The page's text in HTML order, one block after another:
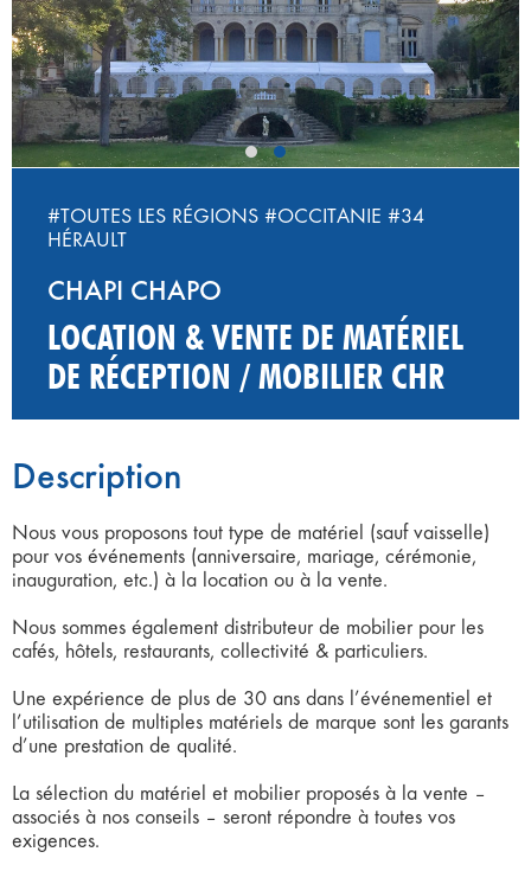
‹ ›
#TOUTES LES RÉGIONS #OCCITANIE #34
HÉRAULT
CHAPI CHAPO
LOCATION & VENTE DE MATÉRIEL
DE RÉCEPTION / MOBILIER CHR
Description
Nous vous proposons tout type de matériel (sauf vaisselle)
pour vos événements (anniversaire, mariage, cérémonie,
inauguration, etc.) à la location ou à la vente.
Nous sommes également distributeur de mobilier pour les
cafés, hôtels, restaurants, collectivité & particuliers.
Une expérience de plus de 30 ans dans l’événementiel et
l’utilisation de multiples matériels de marque sont les garants
d’une prestation de qualité.
La sélection du matériel et mobilier proposés à la vente –
associés à nos conseils – seront répondre à toutes vos
exigences.